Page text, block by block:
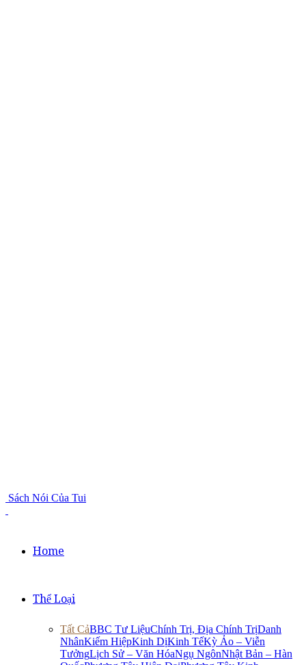
Sách Nói Của Tui
Home
Thể Loại
Tất CảBBC Tư LiệuChính Trị, Địa Chính TrịDanh
NhânKiếm HiệpKinh DịKinh TếKỳ Ảo – Viễn
TưởngLịch Sử – Văn HóaNgụ NgônNhật Bản – Hàn